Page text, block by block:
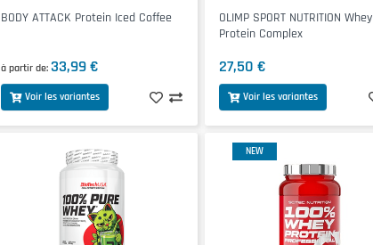
BODY ATTACK Protein Iced Coffee
à partir de 33,99 €
Voir les variantes
OLIMP SPORT NUTRITION Whey
Protein Complex
27,50 €
Voir les variantes
NEW